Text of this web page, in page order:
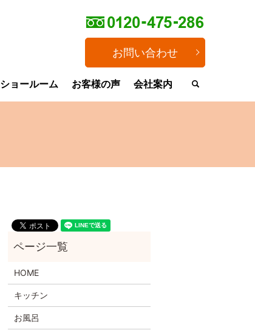
ショールーム お客様の声 会社案内
お問い合わせ
HOME
キッチン
お風呂